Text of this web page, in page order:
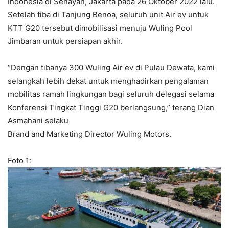
Setelah tiba di Tanjung Benoa, seluruh unit Air ev untuk
KTT G20 tersebut dimobilisasi menuju Wuling Pool
Jimbaran untuk persiapan akhir.
“Dengan tibanya 300 Wuling Air ev di Pulau Dewata, kami
selangkah lebih dekat untuk menghadirkan pengalaman
mobilitas ramah lingkungan bagi seluruh delegasi selama
Konferensi Tingkat Tinggi G20 berlangsung,” terang Dian
Asmahani selaku
Brand and Marketing Director Wuling Motors.
Foto 1: